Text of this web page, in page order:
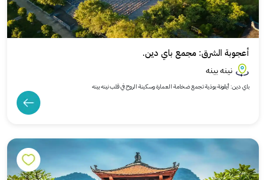
أعجوبة الشرق: مجمع باي دين.
نينه بينه
باي دين: أيقونة بوذية تجمع ضخامة العمارة وسكينة الروح في قلب نينه بينه